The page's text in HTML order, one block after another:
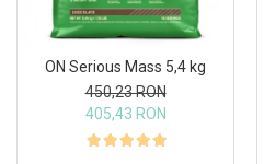
Vitamine bărbați / femei
Îngrijire personală
Insulated
Kevin Levrone
ON Serious Mass 5,4 kg
450,23 RON
405,43 RON